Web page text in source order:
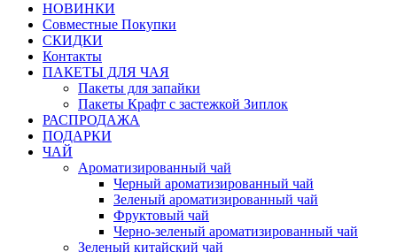
НОВИНКИ
Совместные Покупки
СКИДКИ
Контакты
ПАКЕТЫ ДЛЯ ЧАЯ
Пакеты для запайки
Пакеты Крафт с застежкой Зиплок
РАСПРОДАЖА
ПОДАРКИ
ЧАЙ
Ароматизированный чай
Черный ароматизированный чай
Зеленый ароматизированный чай
Фруктовый чай
Черно-зеленый ароматизированный чай
Зеленый китайский чай